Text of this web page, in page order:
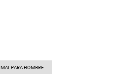
MAT PARA HOMBRE